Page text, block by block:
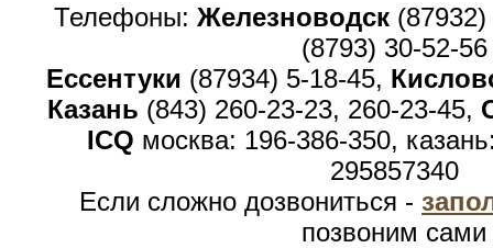
Телефоны: Железноводск
(8793) 30-52-56
Ессентуки (87934) 5-18-45,
Казань (843) 260-23-23, 260-23-45,
ICQ москва: 196-386-350,
295857340
Если сложно дозвониться -
позвоним сами